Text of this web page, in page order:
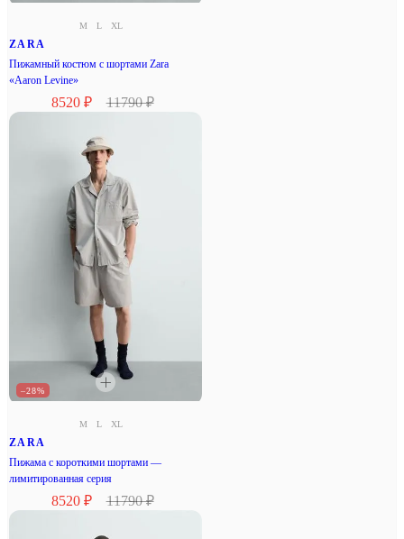
M L XL
ZARA
Пижамный костюм с шортами Zara
«Aaron Levine»
8520 ₽ 11790 ₽
–28%
M L XL
ZARA
Пижама с короткими шортами —
лимитированная серия
8520 ₽ 11790 ₽